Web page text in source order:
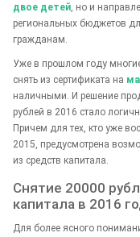
двое детей , но и
региональных бюджетов
гражданам.
Уже в прошлом году
снять из сертификата на
наличными. И решение
рублей в 2016 стало
Причем для тех, кто уже
2015, предусмотрена
из средств капитала.
Снятие 20000
капитала в 2016
Для более ясного